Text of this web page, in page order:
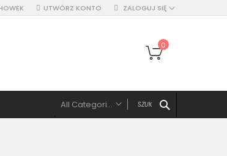
ZALOGUJ SIĘ
UTWÓRZ KONTO
Mój koszyk
0
All Categories